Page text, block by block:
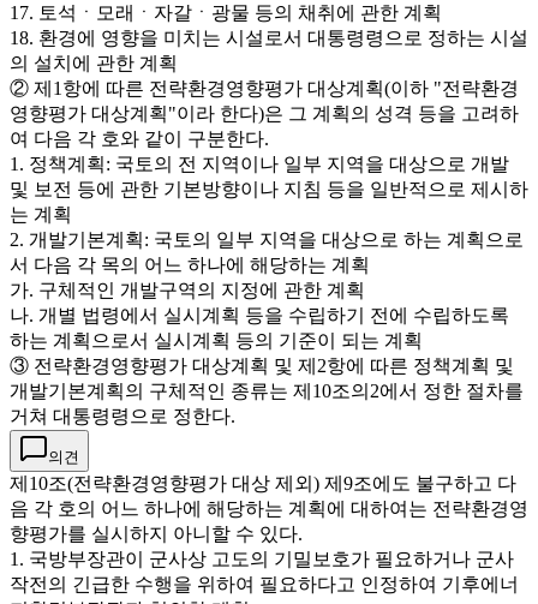
17. 토석ㆍ모래ㆍ자갈ㆍ광물 등의 채취에 관한 계획
18. 환경에 영향을 미치는 시설로서 대통령령으로 정하는 시설
의 설치에 관한 계획
② 제1항에 따른 전략환경영향평가 대상계획(이하 "전략환경
영향평가 대상계획"이라 한다)은 그 계획의 성격 등을 고려하
여 다음 각 호와 같이 구분한다.
1. 정책계획: 국토의 전 지역이나 일부 지역을 대상으로 개발
및 보전 등에 관한 기본방향이나 지침 등을 일반적으로 제시하
는 계획
2. 개발기본계획: 국토의 일부 지역을 대상으로 하는 계획으로
서 다음 각 목의 어느 하나에 해당하는 계획
가. 구체적인 개발구역의 지정에 관한 계획
나. 개별 법령에서 실시계획 등을 수립하기 전에 수립하도록
하는 계획으로서 실시계획 등의 기준이 되는 계획
③ 전략환경영향평가 대상계획 및 제2항에 따른 정책계획 및
개발기본계획의 구체적인 종류는 제10조의2에서 정한 절차를
거쳐 대통령령으로 정한다.
의견
제10조(전략환경영향평가 대상 제외) 제9조에도 불구하고 다
음 각 호의 어느 하나에 해당하는 계획에 대하여는 전략환경영
향평가를 실시하지 아니할 수 있다.
1. 국방부장관이 군사상 고도의 기밀보호가 필요하거나 군사
작전의 긴급한 수행을 위하여 필요하다고 인정하여 기후에너